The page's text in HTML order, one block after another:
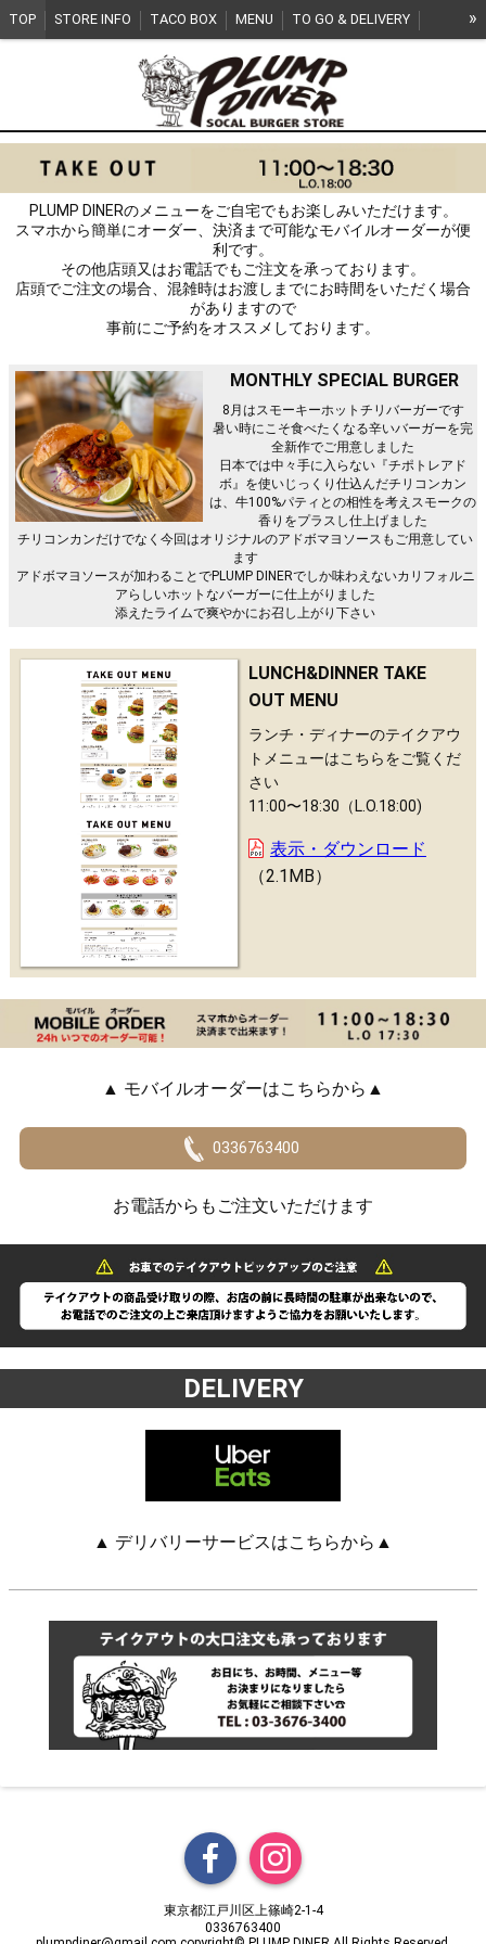
TOP STORE INFO TACO BOX MENU TO GO & DELIVERY »
PLUMP DINERのメニューをご自宅でもお楽しみいただけます。
スマホから簡単にオーダー、決済まで可能なモバイルオーダーが便
利です。
その他店頭又はお電話でもご注文を承っております。
店頭でご注文の場合、混雑時はお渡しまでにお時間をいただく場合
がありますので
事前にご予約をオススメしております。
MONTHLY SPECIAL BURGER
8月はスモーキーホットチリバーガーです
暑い時にこそ食べたくなる辛いバーガーを完
全新作でご用意しました
日本では中々手に入らない『チポトレアド
ボ』を使いじっくり仕込んだチリコンカン
は、牛100%パティとの相性を考えスモークの
香りをプラスし仕上げました
チリコンカンだけでなく今回はオリジナルのアドボマヨソースもご用意してい
ます
アドボマヨソースが加わることでPLUMP DINERでしか味わえないカリフォルニ
アらしいホットなバーガーに仕上がりました
添えたライムで爽やかにお召し上がり下さい
LUNCH&DINNER TAKE
OUT MENU
ランチ・ディナーのテイクアウ
トメニューはこちらをご覧くだ
さい
11:00〜18:30（L.O.18:00)
表示・ダウンロード
2.1MB
▲ モバイルオーダーはこちらから▲
0336763400
お電話からもご注文いただけます
DELIVERY
▲ デリバリーサービスはこちらから▲
東京都江戸川区上篠崎2-1-4
0336763400